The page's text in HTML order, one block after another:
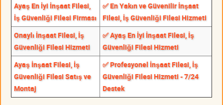
Ayaş En İyi İnşaat Filesi,
İş Güvenliği Filesi Firması
✅ En Yakın ve Güvenilir İnşaat
Filesi, İş Güvenliği Filesi Hizmeti
Onaylı İnşaat Filesi, İş
Güvenliği Filesi Hizmeti
✅ Ayaş En İyi İnşaat Filesi, İş
Güvenliği Filesi Hizmeti
Ayaş İnşaat Filesi, İş
Güvenliği Filesi Satış ve
Montaj
✅ Profesyonel İnşaat Filesi, İş
Güvenliği Filesi Hizmeti - 7/24
Destek